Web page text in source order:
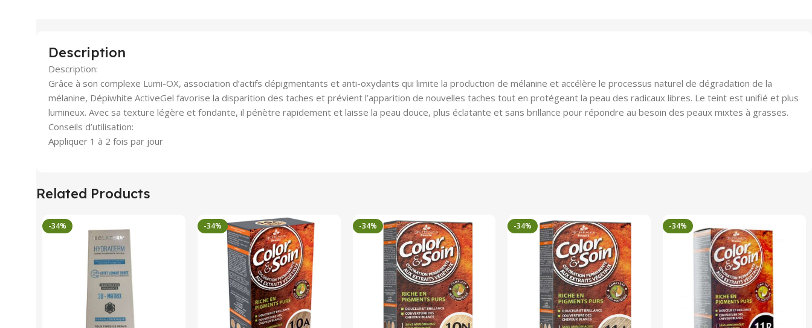
Description
Description:
Grâce à son complexe Lumi-OX, association d’actifs dépigmentants et anti-oxydants qui limite la production de mélanine et accélère le processus naturel de dégradation de la
mélanine, Dépiwhite ActiveGel favorise la disparition des taches et prévient l’apparition de nouvelles taches tout en protégeant la peau des radicaux libres. Le teint est unifié et plus
lumineux. Avec sa texture légère et fondante, il pénètre rapidement et laisse la peau douce, plus éclatante et sans brillance pour répondre au besoin des peaux mixtes à grasses.
Conseils d’utilisation:
Appliquer 1 à 2 fois par jour
Related Products
-34% -34% -34% -34% -34%